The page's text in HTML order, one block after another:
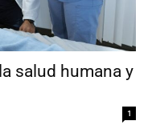
salud humana y
1